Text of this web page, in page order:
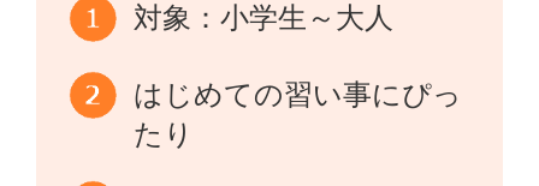
対象：小学生～大人
はじめての習い事にぴっ
たり